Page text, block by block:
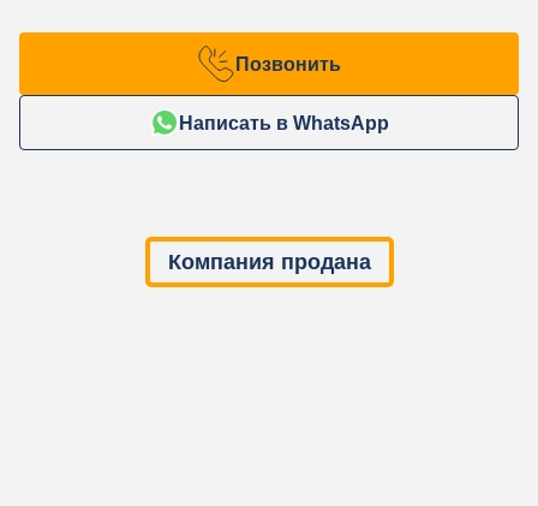
Позвонить
Написать в WhatsApp
Компания продана